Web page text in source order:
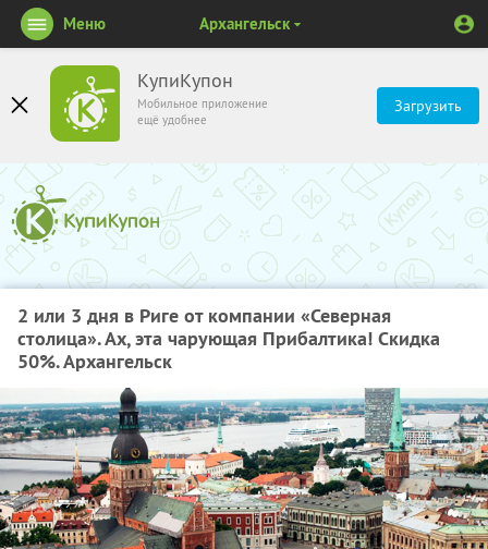
КупиКупон
Мобильное приложение
ещё удобнее
Загрузить
Меню Архангельск
2 или 3 дня в Риге от компании «Северная
столица». Ах, эта чарующая Прибалтика! Скидка
50%. Архангельск